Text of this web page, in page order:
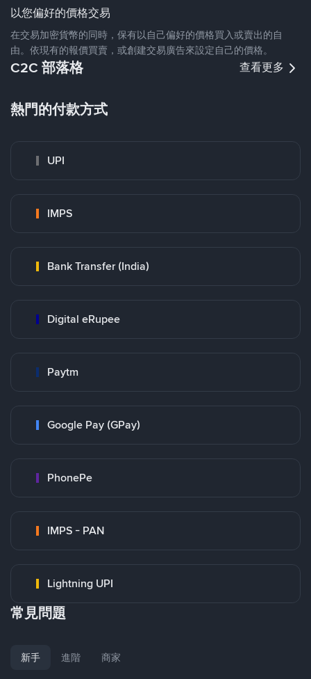
以您偏好的價格交易
在交易加密貨幣的同時，保有以自己偏好的價格買入或賣出的自
由。依現有的報價買賣，或創建交易廣告來設定自己的價格。
C2C 部落格 查看更多
熱門的付款方式
UPI
IMPS
Bank Transfer (India)
Digital eRupee
Paytm
Google Pay (GPay)
PhonePe
IMPS - PAN
Lightning UPI
常見問題
新手 進階 商家